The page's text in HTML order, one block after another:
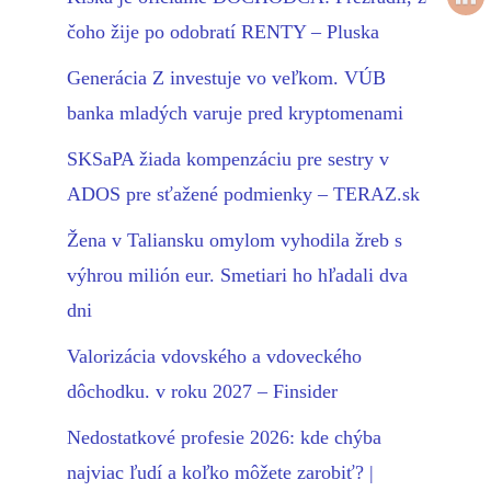
čoho žije po odobratí RENTY – Pluska
Generácia Z investuje vo veľkom. VÚB
banka mladých varuje pred kryptomenami
SKSaPA žiada kompenzáciu pre sestry v
ADOS pre sťažené podmienky – TERAZ.sk
Žena v Taliansku omylom vyhodila žreb s
výhrou milión eur. Smetiari ho hľadali dva
dni
Valorizácia vdovského a vdoveckého
dôchodku. v roku 2027 – Finsider
Nedostatkové profesie 2026: kde chýba
najviac ľudí a koľko môžete zarobiť? |